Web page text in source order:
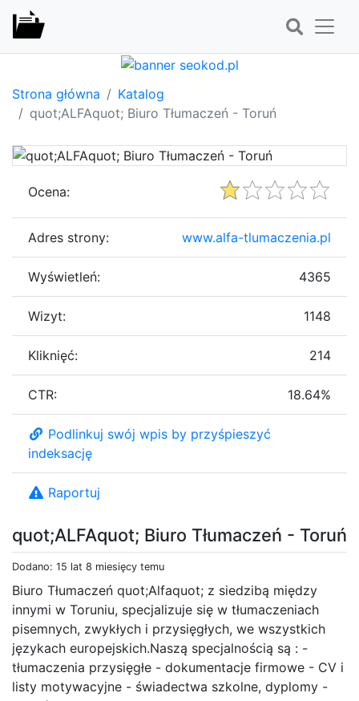
Strona główna
Katalog
quot;ALFAquot; Biuro Tłumaczeń - Toruń
quot;ALFAquot; Biuro Tłumaczeń - Toruń
Dodano: 15 lat 8 miesięcy temu
Biuro Tłumaczeń quot;Alfaquot; z siedzibą między
innymi w Toruniu, specjalizuje się w tłumaczeniach
pisemnych, zwykłych i przysięgłych, we wszystkich
językach europejskich.Naszą specjalnością są : -
tłumaczenia przysięgłe - dokumentacje firmowe - CV i
listy motywacyjne - świadectwa szkolne, dyplomy -
Ocena:
Adres strony: www.alfa-tlumaczenia.pl
Wyświetleń: 4365
Wizyt: 1148
Kliknięć: 214
CTR: 18.64%
Podlinkuj swój wpis by przyśpieszyć
indeksację
Raportuj